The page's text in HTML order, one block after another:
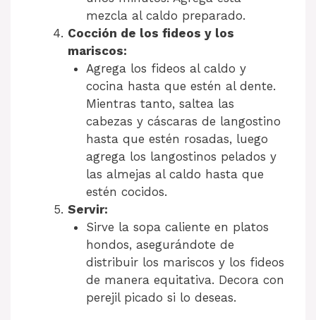
mezcla al caldo preparado.
Cocción de los fideos y los
mariscos:
Agrega los fideos al caldo y
cocina hasta que estén al dente.
Mientras tanto, saltea las
cabezas y cáscaras de langostino
hasta que estén rosadas, luego
agrega los langostinos pelados y
las almejas al caldo hasta que
estén cocidos.
Servir:
Sirve la sopa caliente en platos
hondos, asegurándote de
distribuir los mariscos y los fideos
de manera equitativa. Decora con
perejil picado si lo deseas.